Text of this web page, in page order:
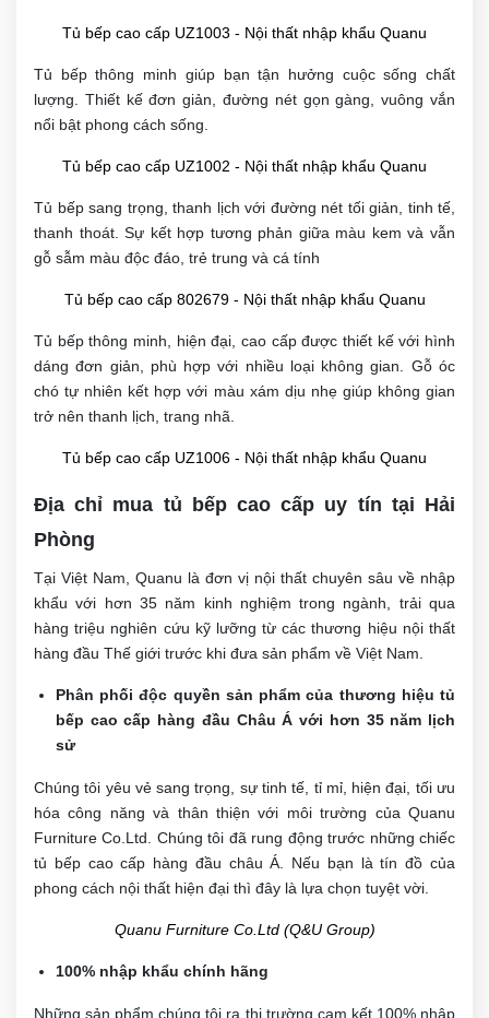
Tủ bếp cao cấp UZ1003 - Nội thất nhập khẩu Quanu
Tủ bếp thông minh giúp bạn tận hưởng cuộc sống chất
lượng. Thiết kế đơn giản, đường nét gọn gàng, vuông vắn
nổi bật phong cách sống.
Tủ bếp cao cấp UZ1002 - Nội thất nhập khẩu Quanu
Tủ bếp sang trọng, thanh lịch với đường nét tối giản, tinh tế,
thanh thoát. Sự kết hợp tương phản giữa màu kem và vẫn
gỗ sẫm màu độc đáo, trẻ trung và cá tính
Tủ bếp cao cấp 802679 - Nội thất nhập khẩu Quanu
Tủ bếp thông minh, hiện đại, cao cấp được thiết kế với hình
dáng đơn giản, phù hợp với nhiều loại không gian. Gỗ óc
chó tự nhiên kết hợp với màu xám dịu nhẹ giúp không gian
trở nên thanh lịch, trang nhã.
Tủ bếp cao cấp UZ1006 - Nội thất nhập khẩu Quanu
Địa chỉ mua tủ bếp cao cấp uy tín tại Hải
Phòng
Tại Việt Nam, Quanu là đơn vị nội thất chuyên sâu về nhập
khẩu với hơn 35 năm kinh nghiệm trong ngành, trải qua
hàng triệu nghiên cứu kỹ lưỡng từ các thương hiệu nội thất
hàng đầu Thế giới trước khi đưa sản phẩm về Việt Nam.
Phân phối độc quyền sản phẩm của thương hiệu tủ
bếp cao cấp hàng đầu Châu Á với hơn 35 năm lịch
sử
Chúng tôi yêu vẻ sang trọng, sự tinh tế, tỉ mỉ, hiện đại, tối ưu
hóa công năng và thân thiện với môi trường của Quanu
Furniture Co.Ltd. Chúng tôi đã rung động trước những chiếc
tủ bếp cao cấp hàng đầu châu Á. Nếu bạn là tín đồ của
phong cách nội thất hiện đại thì đây là lựa chọn tuyệt vời.
Quanu Furniture Co.Ltd (Q&U Group)
100% nhập khẩu chính hãng
Những sản phẩm chúng tôi ra thị trường cam kết 100% nhập